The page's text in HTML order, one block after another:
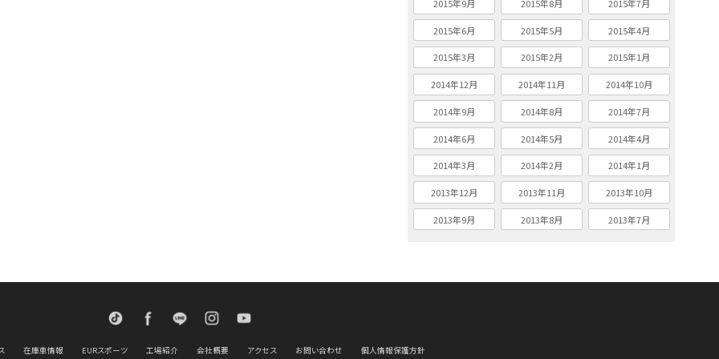
2015年9月 2015年8月 2015年7月
2015年6月 2015年5月 2015年4月
2015年3月 2015年2月 2015年1月
2014年12月 2014年11月 2014年10月
2014年9月 2014年8月 2014年7月
2014年6月 2014年5月 2014年4月
2014年3月 2014年2月 2014年1月
2013年12月 2013年11月 2013年10月
2013年9月 2013年8月 2013年7月
TikTok FacebookLINE
在庫車情報 EURスポーツ 工場紹介 会社概要 アクセス お問い合わせ 個人情報保護方針